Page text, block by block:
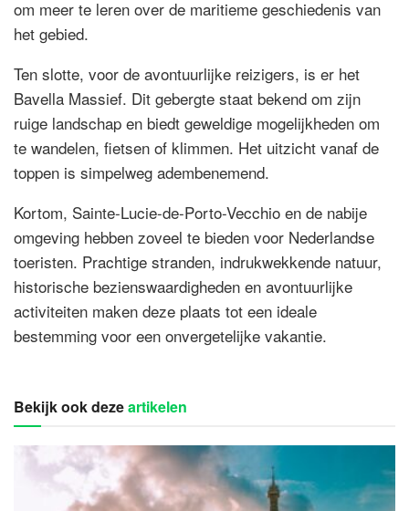
om meer te leren over de maritieme geschiedenis van
het gebied.
Ten slotte, voor de avontuurlijke reizigers, is er het
Bavella Massief. Dit gebergte staat bekend om zijn
ruige landschap en biedt geweldige mogelijkheden om
te wandelen, fietsen of klimmen. Het uitzicht vanaf de
toppen is simpelweg adembenemend.
Kortom, Sainte-Lucie-de-Porto-Vecchio en de nabije
omgeving hebben zoveel te bieden voor Nederlandse
toeristen. Prachtige stranden, indrukwekkende natuur,
historische bezienswaardigheden en avontuurlijke
activiteiten maken deze plaats tot een ideale
bestemming voor een onvergetelijke vakantie.
Bekijk ook dezeartikelen